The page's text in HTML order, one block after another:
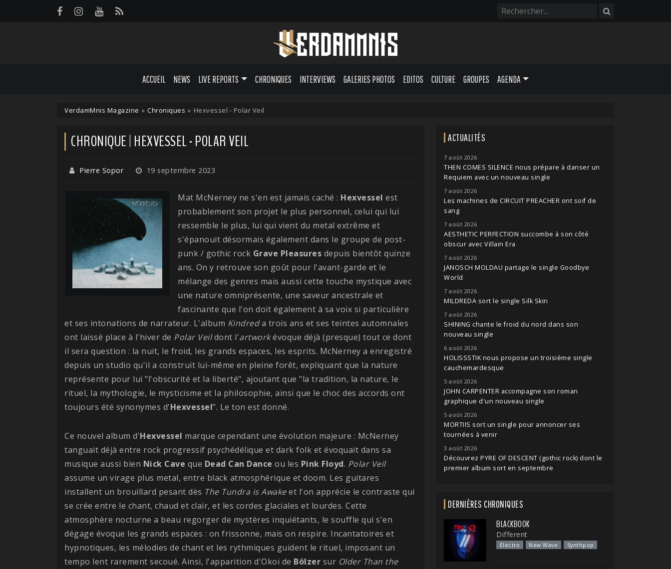
ACCUEIL NEWS LIVE REPORTS CHRONIQUES INTERVIEWS GALERIES PHOTOS EDITOS CULTURE GROUPES AGENDA
VerdamMnis Magazine » Chroniques » Hexvessel - Polar Veil
CHRONIQUE | HEXVESSEL - POLAR VEIL
Pierre Sopor 19 septembre 2023
Mat McNerney ne s'en est jamais caché : Hexvessel est
probablement son projet le plus personnel, celui qui lui
ressemble le plus, lui qui vient du metal extrême et
s'épanouit désormais également dans le groupe de post-
punk / gothic rock Grave Pleasures depuis bientôt quinze
ans. On y retrouve son goût pour l'avant-garde et le
mélange des genres mais aussi cette touche mystique avec
une nature omniprésente, une saveur ancestrale et
fascinante que l'on doit également à sa voix si particulière
et ses intonations de narrateur. L'album Kindreda trois ans et ses teintes automnales
ont laissé place à l'hiver de Polar Veildont l'artworkévoque déjà (presque) tout ce dont
il sera question : la nuit, le froid, les grands espaces, les esprits. McNerney a enregistré
depuis un studio qu'il a construit lui-même en pleine forêt, expliquant que la nature
représente pour lui "l'obscurité et la liberté", ajoutant que "la tradition, la nature, le
rituel, la mythologie, le mysticisme et la philosophie, ainsi que le choc des accords ont
toujours été synonymes d'Hexvessel". Le ton est donné.
Ce nouvel album d'Hexvessel marque cependant une évolution majeure : McNerney
tanguait déjà entre rock progressif psychédélique et dark folk et évoquait dans sa
musique aussi bien Nick Cave que Dead Can Dance ou les Pink Floyd. Polar Veil
assume un virage plus metal, entre black atmosphérique et doom. Les guitares
installent un brouillard pesant dès The Tundra is Awakeet l'on apprécie le contraste qui
se crée entre le chant, chaud et clair, et les cordes glaciales et lourdes. Cette
atmosphère nocturne a beau regorger de mystères inquiétants, le souffle qui s'en
dégage évoque les grands espaces : on frissonne, mais on respire. Incantatoires et
hypnotiques, les mélodies de chant et les rythmiques guident le rituel, imposant un
tempo lent rarement secoué. Ainsi, l'apparition d'Okoi de Bölzer sur Older Than the
ACTUALITÉS
7 août 2026
THEN COMES SILENCE nous prépare à danser un
Requiem avec un nouveau single
7 août 2026
Les machines de CIRCUIT PREACHER ont soif de
sang
7 août 2026
AESTHETIC PERFECTION succombe à son côté
obscur avec Villain Era
7 août 2026
JANOSCH MOLDAU partage le single Goodbye
World
7 août 2026
MILDREDA sort le single Silk Skin
7 août 2026
SHINING chante le froid du nord dans son
nouveau single
6 août 2026
HOLISSSTIK nous propose un troisième single
cauchemardesque
5 août 2026
JOHN CARPENTER accompagne son roman
graphique d'un nouveau single
5 août 2026
MORTIIS sort un single pour annoncer ses
tournées à venir
3 août 2026
Découvrez PYRE OF DESCENT (gothic rock) dont le
premier album sort en septembre
DERNIÈRES CHRONIQUES
BLACKBOOK
Different
Electro New Wave Synthpop
Panneau de gestion des cookies